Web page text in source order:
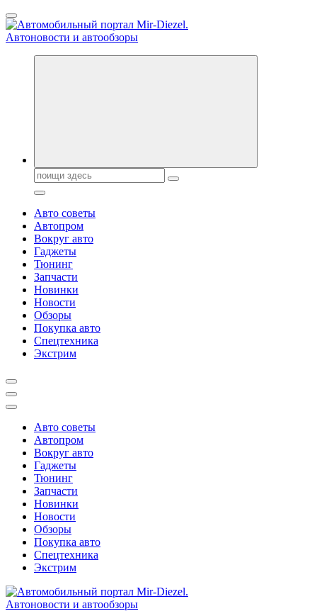
Перейти
к
содержанию
Справочник автомобилиста. Обзор новинок популярных
Поиск:
Авто советы
Автопром
Вокруг авто
Гаджеты
Тюнинг
Запчасти
Новинки
Новости
Обзоры
Покупка авто
Спецтехника
Экстрим
Авто советы
Автопром
Вокруг авто
Гаджеты
Тюнинг
Запчасти
Новинки
Новости
Обзоры
Покупка авто
Спецтехника
Экстрим